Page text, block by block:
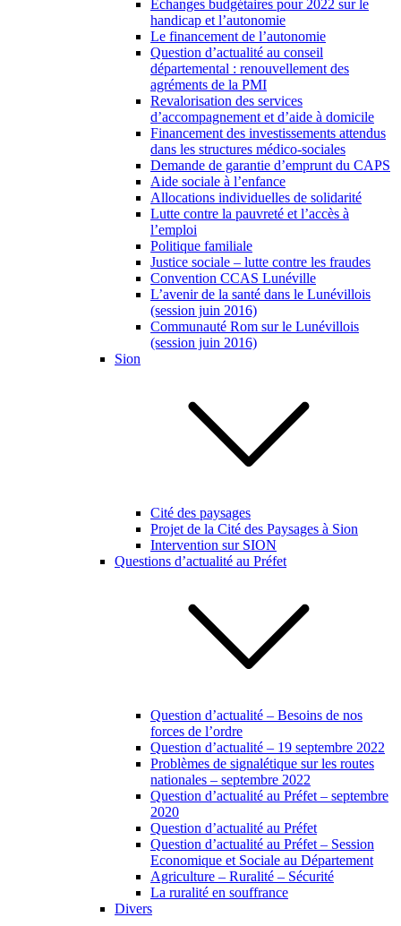
Échanges budgétaires pour 2022 sur le
handicap et l’autonomie
Le financement de l’autonomie
Question d’actualité au conseil
départemental : renouvellement des
agréments de la PMI
Revalorisation des services
d’accompagnement et d’aide à domicile
Financement des investissements attendus
dans les structures médico-sociales
Demande de garantie d’emprunt du CAPS
Aide sociale à l’enfance
Allocations individuelles de solidarité
Lutte contre la pauvreté et l’accès à
l’emploi
Politique familiale
Justice sociale – lutte contre les fraudes
Convention CCAS Lunéville
L’avenir de la santé dans le Lunévillois
(session juin 2016)
Communauté Rom sur le Lunévillois
(session juin 2016)
Sion
Cité des paysages
Projet de la Cité des Paysages à Sion
Intervention sur SION
Questions d’actualité au Préfet
Question d’actualité – Besoins de nos
forces de l’ordre
Question d’actualité – 19 septembre 2022
Problèmes de signalétique sur les routes
nationales – septembre 2022
Question d’actualité au Préfet – septembre
2020
Question d’actualité au Préfet
Question d’actualité au Préfet – Session
Economique et Sociale au Département
Agriculture – Ruralité – Sécurité
La ruralité en souffrance
Divers